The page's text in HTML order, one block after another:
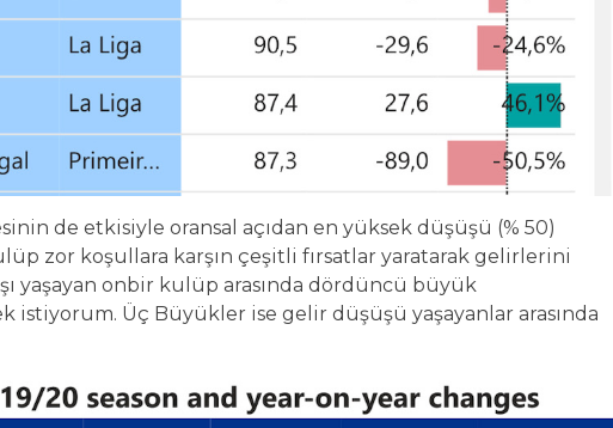
de etkisiyle oransal açıdan en yüksek düşüşü (% 50)
zor koşullara karşın çeşitli fırsatlar yaratarak gelirlerini
yaşayan onbir kulüp arasında dördüncü büyük
istiyorum. Üç Büyükler ise gelir düşüşü yaşayanlar arasında